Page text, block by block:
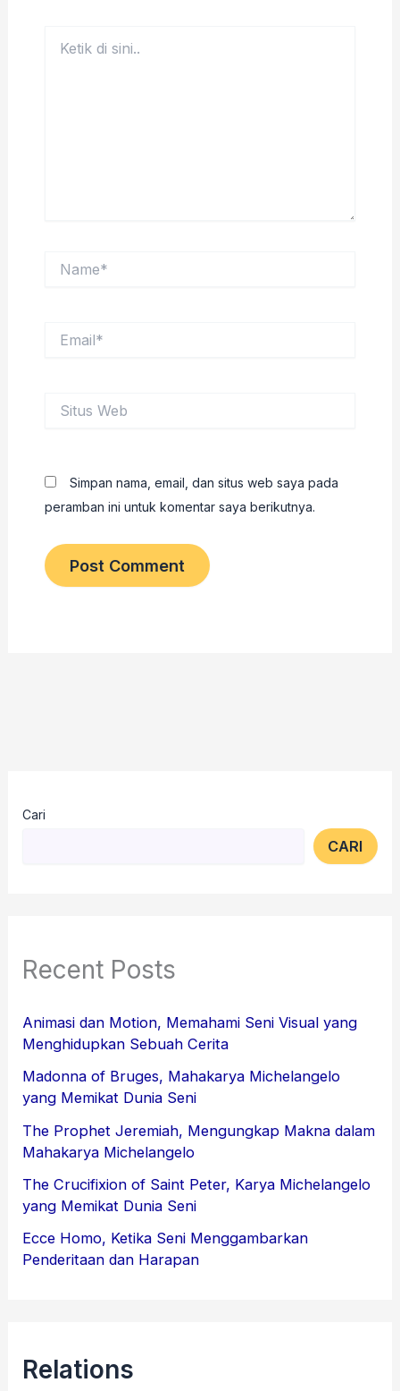
Web
Simpan nama, email, dan situs web saya pada
peramban ini untuk komentar saya berikutnya.
Cari
CARI
Recent Posts
Animasi dan Motion, Memahami Seni Visual yang
Menghidupkan Sebuah Cerita
Madonna of Bruges, Mahakarya Michelangelo
yang Memikat Dunia Seni
The Prophet Jeremiah, Mengungkap Makna dalam
Mahakarya Michelangelo
The Crucifixion of Saint Peter, Karya Michelangelo
yang Memikat Dunia Seni
Ecce Homo, Ketika Seni Menggambarkan
Penderitaan dan Harapan
Relations